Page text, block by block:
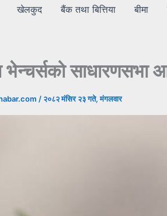
खेलकुद बैंक तथा बित्तिया बीमा
साधारणसभा
/ २०८२ मंसिर २३ गते, मंगलवार